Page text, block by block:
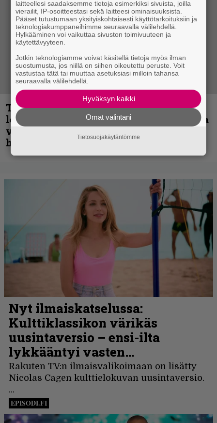
Thrash ’n’ roll -yhtye Madred ryydittää
levyjulkaisua keikkareissulla kuvatulla
videolla – ”Oltiin pakussa kusihädässä
helvetin väsyneenä…”
laitteellesi saadaksemme tietoja esimerkiksi sivuista, joilla
vierailit, IP-osoitteestasi sekä laitteesi ominaisuuksista.
Pääset tutustumaan yksityiskohtaisesti käyttötarkoituksiin ja
teknologiakumppaneihimme seuraavalla välilehdellä.
Hylkääminen voi vaikuttaa sivuston toimivuuteen ja
käytettävyyteen.
Jotkin teknologiamme voivat käsitellä tietoja myös ilman
suostumusta, jos niillä on siihen oikeutettu peruste. Voit
vastustaa tätä tai muuttaa asetuksiasi milloin tahansa
seuraavalla välilehdellä.
Hyväksyn kaikki
Omat valintani
Tietosuojakäytäntömme